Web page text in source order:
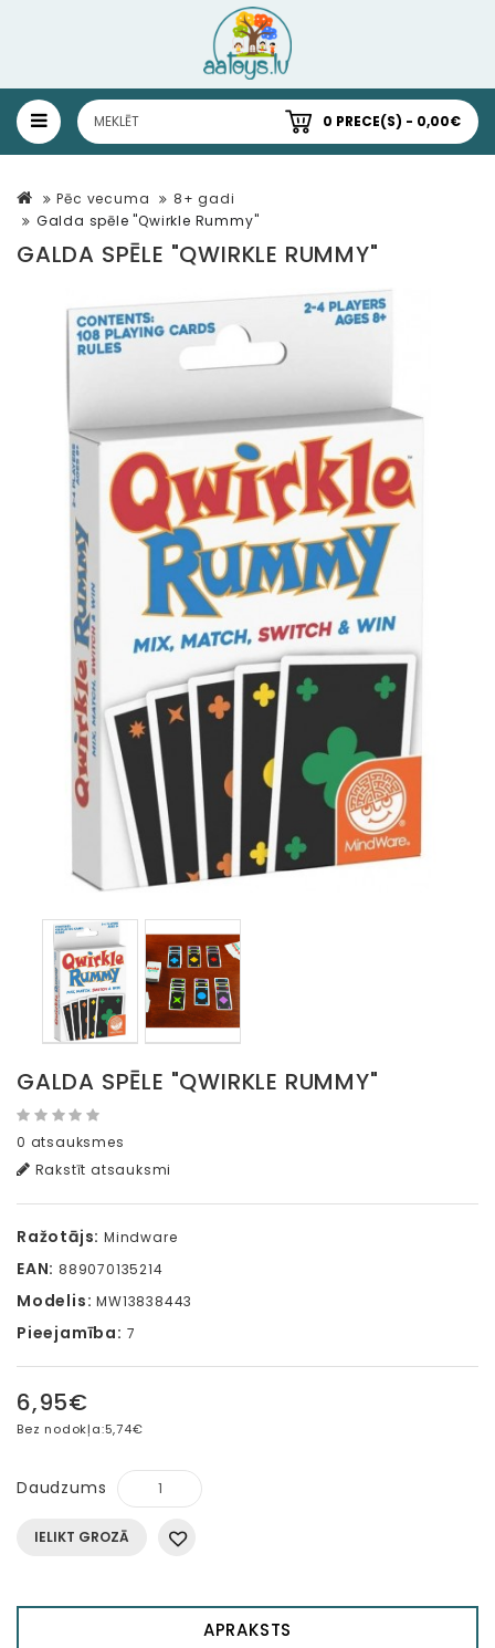
0 PRECE(S) - 0,00€
Pēc vecuma
8+ gadi
Galda spēle "Qwirkle Rummy"
GALDA SPĒLE "QWIRKLE RUMMY"
GALDA SPĒLE "QWIRKLE RUMMY"
0 atsauksmes
Rakstīt atsauksmi
Ražotājs: Mindware
EAN: 889070135214
Modelis: MW13838443
Pieejamība: 7
6,95€
Bez nodokļa:5,74€
Daudzums
IELIKT GROZĀ
APRAKSTS